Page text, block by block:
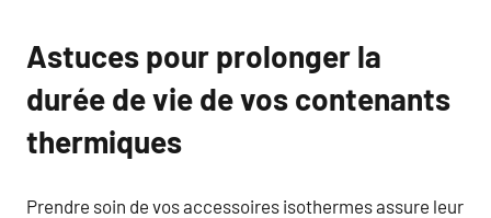
Astuces pour prolonger la
durée de vie de vos contenants
thermiques
Prendre soin de vos accessoires isothermes assure leur